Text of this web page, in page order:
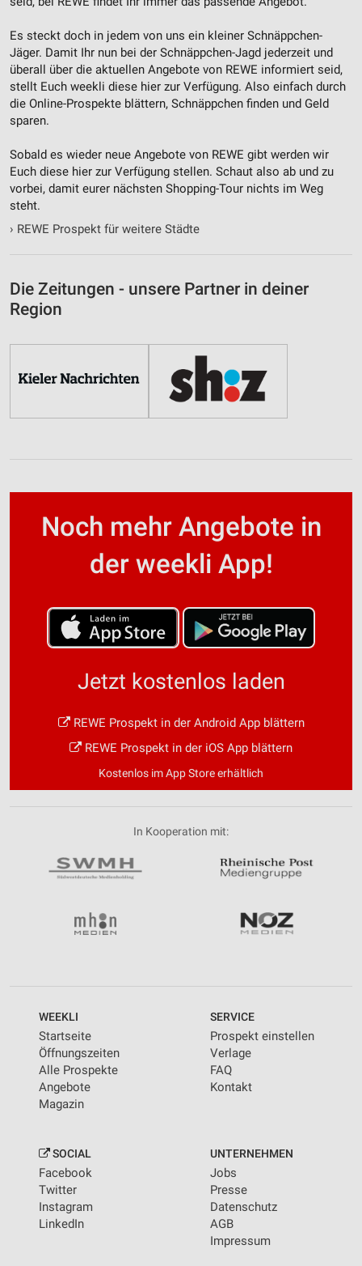
Es steckt doch in jedem von uns ein kleiner Schnäppchen-
Jäger. Damit Ihr nun bei der Schnäppchen-Jagd jederzeit und
überall über die aktuellen Angebote von REWE informiert seid,
stellt Euch weekli diese hier zur Verfügung. Also einfach durch
die Online-Prospekte blättern, Schnäppchen finden und Geld
sparen.
Sobald es wieder neue Angebote von REWE gibt werden wir
Euch diese hier zur Verfügung stellen. Schaut also ab und zu
vorbei, damit eurer nächsten Shopping-Tour nichts im Weg
steht.
› REWE Prospekt für weitere Städte
Die Zeitungen - unsere Partner in deiner
Region
Noch mehr Angebote in
der weekli App!
Jetzt kostenlos laden
REWE Prospekt in der Android App blättern
REWE Prospekt in der iOS App blättern
Kostenlos im App Store erhältlich
In Kooperation mit:
WEEKLI
Startseite
Öffnungszeiten
Alle Prospekte
Angebote
Magazin
SERVICE
Prospekt einstellen
Verlage
FAQ
Kontakt
SOCIAL
Facebook
Twitter
Instagram
LinkedIn
UNTERNEHMEN
Jobs
Presse
Datenschutz
AGB
Impressum